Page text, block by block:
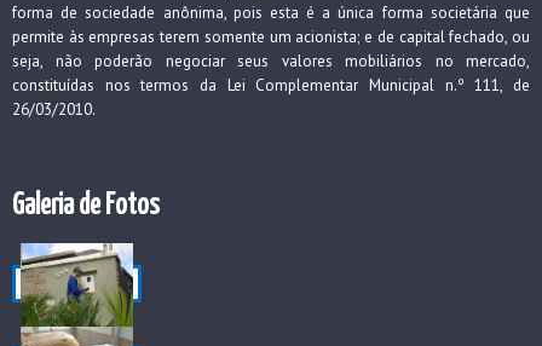
forma de sociedade anônima, pois esta é a única forma societária que
permite às empresas terem somente um acionista; e de capital fechado, ou
seja, não poderão negociar seus valores mobiliários no mercado,
constituídas nos termos da Lei Complementar Municipal n.º 111, de
26/03/2010.
Galeria de Fotos